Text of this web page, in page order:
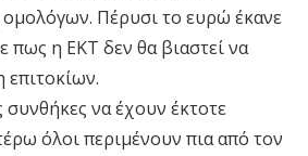
Πέρυσι το ευρώ έκανε
πως η ΕΚΤ δεν θα βιαστεί να
επιτοκίων.
συνθήκες να έχουν έκτοτε
όλοι περιμένουν πια από τον